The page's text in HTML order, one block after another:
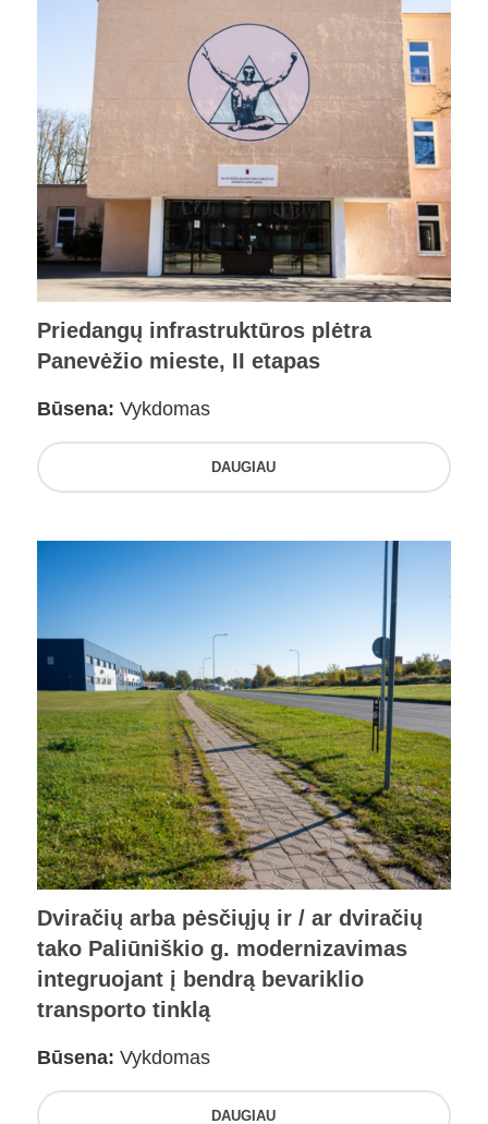
Priedangų infrastruktūros plėtra
Panevėžio mieste, II etapas
Būsena: Vykdomas
DAUGIAU
Dviračių arba pėsčiųjų ir / ar dviračių
tako Paliūniškio g. modernizavimas
integruojant į bendrą bevariklio
transporto tinklą
Būsena: Vykdomas
DAUGIAU